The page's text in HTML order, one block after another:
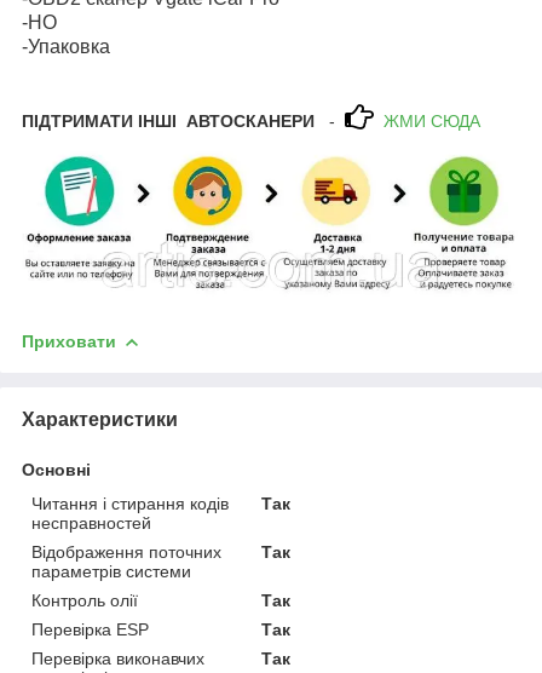
-НО
-Упаковка
ПІДТРИМАТИ ІНШІ АВТОСКАНЕРИ - ЖМИ СЮДА
Приховати
Характеристики
Основні
Читання і стирання кодів
несправностей
Так
Відображення поточних
параметрів системи
Так
Контроль олії
Так
Перевірка ESP
Так
Перевірка виконавчих
Так